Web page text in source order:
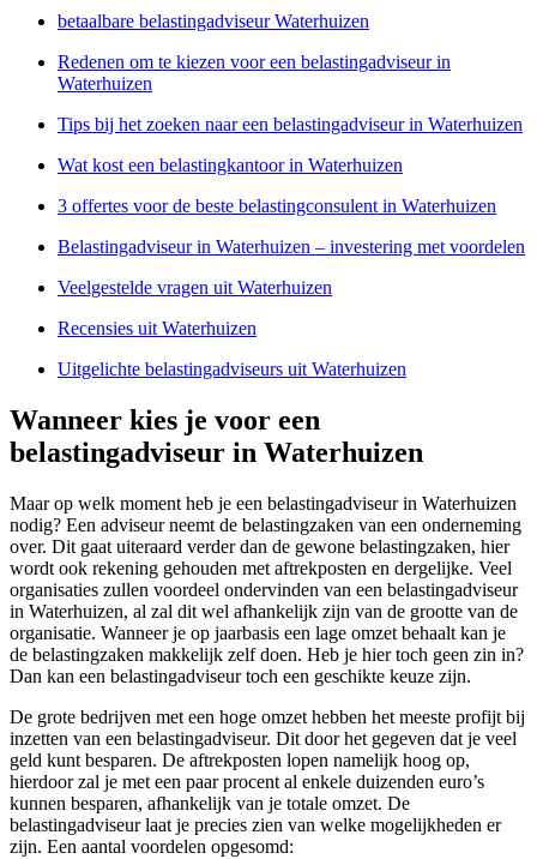
betaalbare belastingadviseur Waterhuizen
Redenen om te kiezen voor een belastingadviseur in
Waterhuizen
Tips bij het zoeken naar een belastingadviseur in Waterhuizen
Wat kost een belastingkantoor in Waterhuizen
3 offertes voor de beste belastingconsulent in Waterhuizen
Belastingadviseur in Waterhuizen – investering met voordelen
Veelgestelde vragen uit Waterhuizen
Recensies uit Waterhuizen
Uitgelichte belastingadviseurs uit Waterhuizen
Wanneer kies je voor een
belastingadviseur in Waterhuizen
Maar op welk moment heb je een belastingadviseur in Waterhuizen
nodig? Een adviseur neemt de belastingzaken van een onderneming
over. Dit gaat uiteraard verder dan de gewone belastingzaken, hier
wordt ook rekening gehouden met aftrekposten en dergelijke. Veel
organisaties zullen voordeel ondervinden van een belastingadviseur
in Waterhuizen, al zal dit wel afhankelijk zijn van de grootte van de
organisatie. Wanneer je op jaarbasis een lage omzet behaalt kan je
de belastingzaken makkelijk zelf doen. Heb je hier toch geen zin in?
Dan kan een belastingadviseur toch een geschikte keuze zijn.
De grote bedrijven met een hoge omzet hebben het meeste profijt bij
inzetten van een belastingadviseur. Dit door het gegeven dat je veel
geld kunt besparen. De aftrekposten lopen namelijk hoog op,
hierdoor zal je met een paar procent al enkele duizenden euro’s
kunnen besparen, afhankelijk van je totale omzet. De
belastingadviseur laat je precies zien van welke mogelijkheden er
zijn. Een aantal voordelen opgesomd: